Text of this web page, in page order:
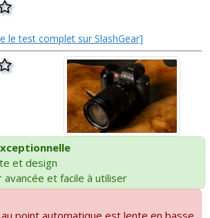
le test complet sur SlashGear]
et design
et facile à utiliser